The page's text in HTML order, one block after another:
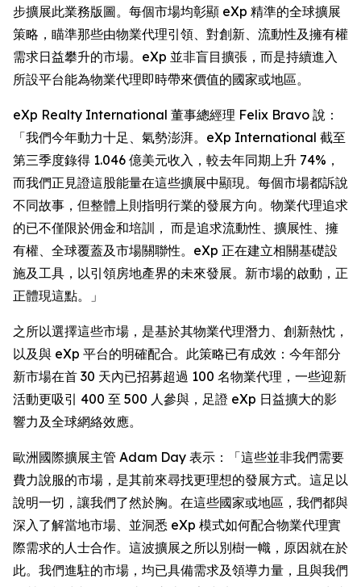
步擴展此業務版圖。每個市場均彰顯 eXp 精準的全球擴展
策略，瞄準那些由物業代理引領、對創新、流動性及擁有權
需求日益攀升的市場。eXp 並非盲目擴張，而是持續進入
所設平台能為物業代理即時帶來價值的國家或地區。
eXp Realty International 董事總經理 Felix Bravo 說：
「我們今年動力十足、氣勢澎湃。eXp International 截至
第三季度錄得 1.046 億美元收入，較去年同期上升 74%，
而我們正見證這股能量在這些擴展中顯現。每個市場都訴說
不同故事，但整體上則指明行業的發展方向。物業代理追求
的已不僅限於佣金和培訓， 而是追求流動性、擴展性、擁
有權、全球覆蓋及市場關聯性。eXp 正在建立相關基礎設
施及工具，以引領房地產界的未來發展。新市場的啟動，正
正體現這點。」
之所以選擇這些市場，是基於其物業代理潛力、創新熱忱，
以及與 eXp 平台的明確配合。此策略已有成效：今年部分
新市場在首 30 天內已招募超過 100 名物業代理，一些迎新
活動更吸引 400 至 500 人參與，足證 eXp 日益擴大的影
響力及全球網絡效應。
歐洲國際擴展主管 Adam Day 表示：「這些並非我們需要
費力說服的市場，是其前來尋找更理想的發展方式。這足以
說明一切，讓我們了然於胸。在這些國家或地區，我們都與
深入了解當地市場、並洞悉 eXp 模式如何配合物業代理實
際需求的人士合作。這波擴展之所以別樹一幟，原因就在於
此。我們進駐的市場，均已具備需求及領導力量，且與我們